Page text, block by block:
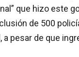
que hizo este
de 500
pesar de que